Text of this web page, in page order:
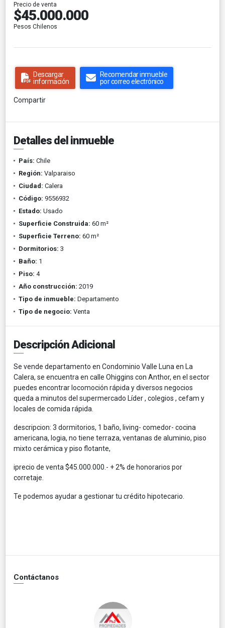
Precio de venta
$45.000.000
Pesos Chilenos
Descargar
información
Recomendar inmueble
por correo electrónico
Compartir
Detalles del inmueble
País: Chile
Región: Valparaiso
Ciudad: Calera
Código: 9556932
Estado: Usado
Superficie Construida: 60 m²
Superficie Terreno: 60 m²
Dormitorios: 3
Baño: 1
Piso: 4
Año construcción: 2019
Tipo de inmueble: Departamento
Tipo de negocio: Venta
Descripción Adicional
Se vende departamento en Condominio Valle Luna en La
Calera, se encuentra en calle Ohiggins con Anthor, en el sector
puedes encontrar locomoción rápida y diversos negocios
queda a minutos del supermercado Líder , colegios , cefam y
locales de comida rápida.
descripcion: 3 dormitorios, 1 baño, living- comedor- cocina
americana, logia, no tiene terraza, ventanas de aluminio, piso
mixto cerámica y piso flotante,
iprecio de venta $45.000.000.- + 2% de honorarios por
corretaje.
Te podemos ayudar a gestionar tu crédito hipotecario.
Contáctanos